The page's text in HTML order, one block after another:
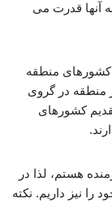
آنها قدرت می
کشورهای منطقه
منطقه در گروی
کشورهای
هستم، لذا در
را نیز داریم. نکته